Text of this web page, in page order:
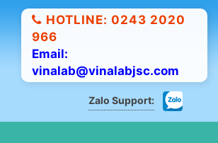
HOTLINE: 0243 2020
966
Email:
vinalab@vinalabjsc.com
Zalo Support: